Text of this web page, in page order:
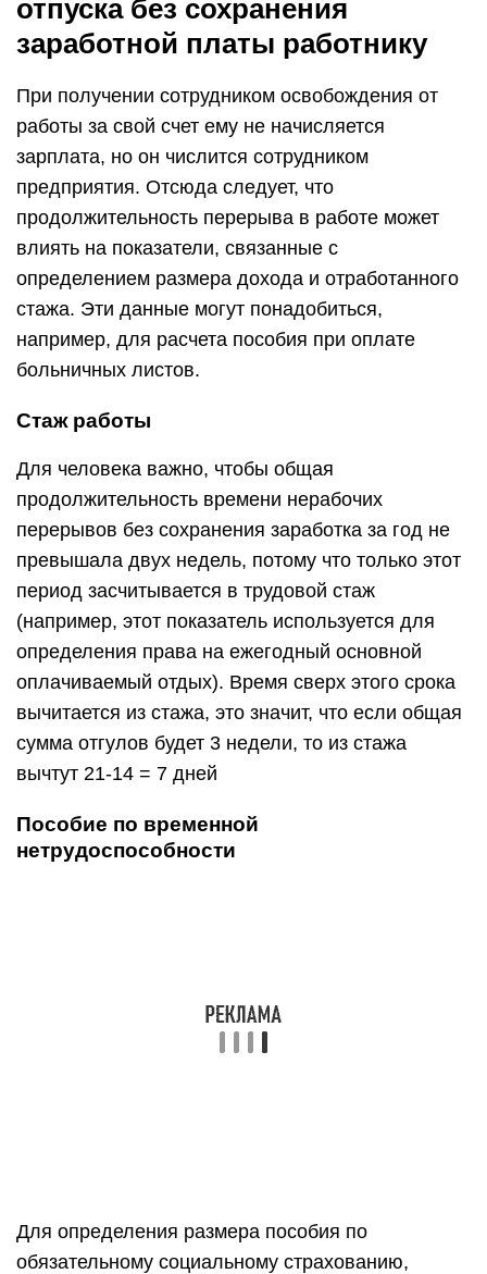
отпуска без сохранения
заработной платы работнику
При получении сотрудником освобождения от
работы за свой счет ему не начисляется
зарплата, но он числится сотрудником
предприятия. Отсюда следует, что
продолжительность перерыва в работе может
влиять на показатели, связанные с
определением размера дохода и отработанного
стажа. Эти данные могут понадобиться,
например, для расчета пособия при оплате
больничных листов.
Стаж работы
Для человека важно, чтобы общая
продолжительность времени нерабочих
перерывов без сохранения заработка за год не
превышала двух недель, потому что только этот
период засчитывается в трудовой стаж
(например, этот показатель используется для
определения права на ежегодный основной
оплачиваемый отдых). Время сверх этого срока
вычитается из стажа, это значит, что если общая
сумма отгулов будет 3 недели, то из стажа
вычтут 21-14 = 7 дней
Пособие по временной
нетрудоспособности
Для определения размера пособия по
обязательному социальному страхованию,